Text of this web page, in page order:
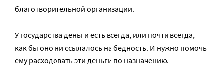
благотворительной организации.
У государства деньги есть всегда, или почти всегда,
как бы оно ни ссылалось на бедность. И нужно помочь
ему расходовать эти деньги по назначению.